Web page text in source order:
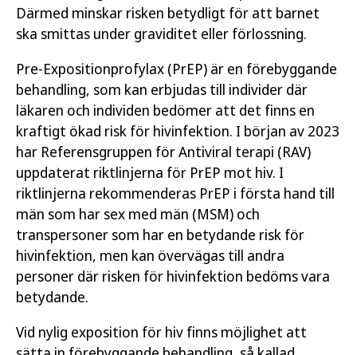
Därmed minskar risken betydligt för att barnet
ska smittas under graviditet eller förlossning.
Pre-Expositionprofylax (PrEP) är en förebyggande
behandling, som kan erbjudas till individer där
läkaren och individen bedömer att det finns en
kraftigt ökad risk för hivinfektion. I början av 2023
har Referensgruppen för Antiviral terapi (RAV)
uppdaterat riktlinjerna för PrEP mot hiv. I
riktlinjerna rekommenderas PrEP i första hand till
män som har sex med män (MSM) och
transpersoner som har en betydande risk för
hivinfektion, men kan övervägas till andra
personer där risken för hivinfektion bedöms vara
betydande.
Vid nylig exposition för hiv finns möjlighet att